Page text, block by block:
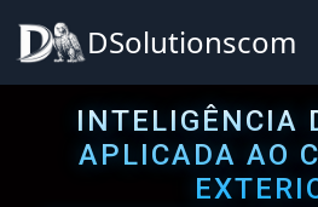
DSolutionscom
INTELIGÊNCIA
APLICADA AO